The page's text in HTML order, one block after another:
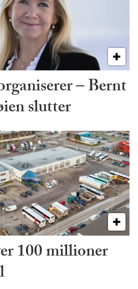
– Bernt
slutter
100 millioner